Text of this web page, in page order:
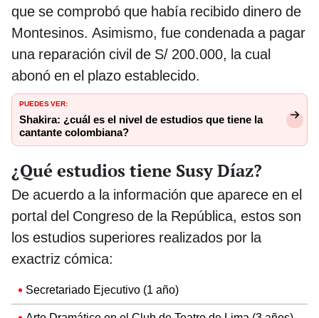
que se comprobó que había recibido dinero de
Montesinos. Asimismo, fue condenada a pagar
una reparación civil de S/ 200.000, la cual
abonó en el plazo establecido.
PUEDES VER:
Shakira: ¿cuál es el nivel de estudios que tiene la
cantante colombiana?
¿Qué estudios tiene Susy Díaz?
De acuerdo a la información que aparece en el
portal del Congreso de la República, estos son
los estudios superiores realizados por la
exactriz cómica:
Secretariado Ejecutivo (1 año)